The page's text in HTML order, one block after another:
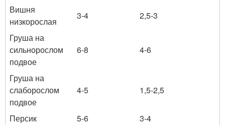
Вишня
низкорослая
3-4
2,5-3
Груша на
сильнорослом
подвое
6-8 4-6
Груша на
слаборослом
подвое
4-5 1,5-2,5
Персик 5-6
3-4